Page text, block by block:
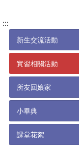
:::
新生交流活動
實習相關活動
所友回娘家
小畢典
課堂花絮